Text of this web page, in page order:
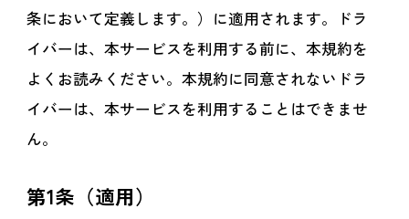
条において定義します。）に適用されます。ドラ
イバーは、本サービスを利用する前に、本規約を
よくお読みください。本規約に同意されないドラ
イバーは、本サービスを利用することはできませ
ん。
第1条（適用）